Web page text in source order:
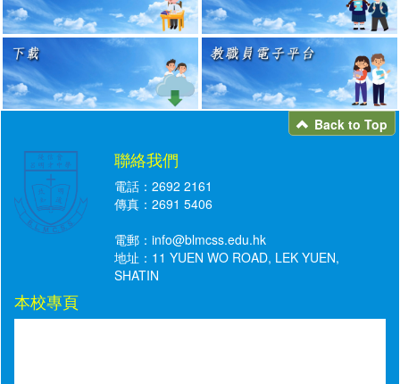
Back to Top
聯絡我們
電話：2692 2161
傳真：2691 5406
電郵： info@blmcss.edu.hk
地址：11 YUEN WO ROAD, LEK YUEN,
SHATIN
本校專頁